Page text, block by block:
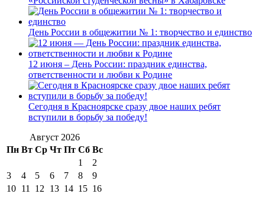
День России в общежитии № 1: творчество и единство
12 июня – День России: праздник единства,
ответственности и любви к Родине
Сегодня в Красноярске сразу двое наших ребят
вступили в борьбу за победу!
Август 2026
Пн Вт Ср Чт Пт Сб Вс
1
2
3
4 5 6 7 8
9
10 11 12 13 14 15 16